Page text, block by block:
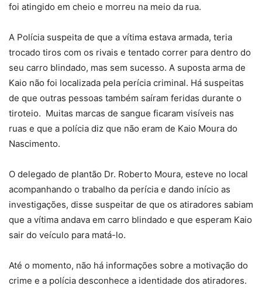
foi atingido em cheio e morreu na meio da rua.
A Polícia suspeita de que a vítima estava armada, teria
trocado tiros com os rivais e tentado correr para dentro do
seu carro blindado, mas sem sucesso. A suposta arma de
Kaio não foi localizada pela perícia criminal. Há suspeitas
de que outras pessoas também saíram feridas durante o
tiroteio. Muitas marcas de sangue ficaram visíveis nas
ruas e que a polícia diz que não eram de Kaio Moura do
Nascimento.
O delegado de plantão Dr. Roberto Moura, esteve no local
acompanhando o trabalho da perícia e dando início as
investigações, disse suspeitar de que os atiradores sabiam
que a vítima andava em carro blindado e que esperam Kaio
sair do veículo para matá-lo.
Até o momento, não há informações sobre a motivação do
crime e a polícia desconhece a identidade dos atiradores.